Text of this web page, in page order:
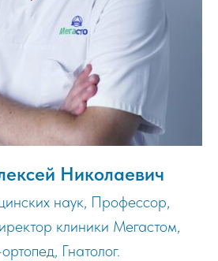
Николаевич
наук, Профессор,
клиники Мегастом,
Гнатолог.